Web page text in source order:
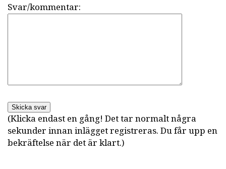
Svar/kommentar:
Skicka svar
(Klicka endast en gång! Det tar normalt några
sekunder innan inlägget registreras. Du får upp en
bekräftelse när det är klart.)